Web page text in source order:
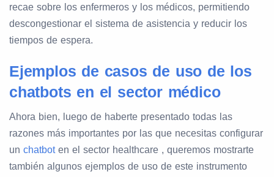
recae sobre los enfermeros y los médicos, permitiendo
descongestionar el sistema de asistencia y reducir los
tiempos de espera.
Ejemplos de casos de uso de los
chatbots en el sector médico
Ahora bien, luego de haberte presentado todas las
razones más importantes por las que necesitas configurar
un chatboten el sector healthcare , queremos mostrarte
también algunos ejemplos de uso de este instrumento